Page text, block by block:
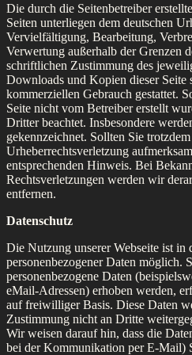
Die durch die Seitenbetreiber
Seiten unterliegen dem deutschen
Vervielfältigung, Bearbeitung,
Verwertung außerhalb der Grenzen
schriftlichen Zustimmung des
Downloads und Kopien dieser
kommerziellen Gebrauch gestattet.
Seite nicht vom Betreiber erstellt
Dritter beachtet. Insbesondere
gekennzeichnet. Sollten Sie
Urheberrechtsverletzung
entsprechenden Hinweis. Bei
Rechtsverletzungen werden wir
entfernen.
Datenschutz
Die Nutzung unserer Webseite ist in
personenbezogener Daten möglich.
personenbezogene Daten
eMail-Adressen) erhoben werden,
auf freiwilliger Basis. Diese Daten
Zustimmung nicht an Dritte
Wir weisen darauf hin, dass die
bei der Kommunikation per E-Mail)